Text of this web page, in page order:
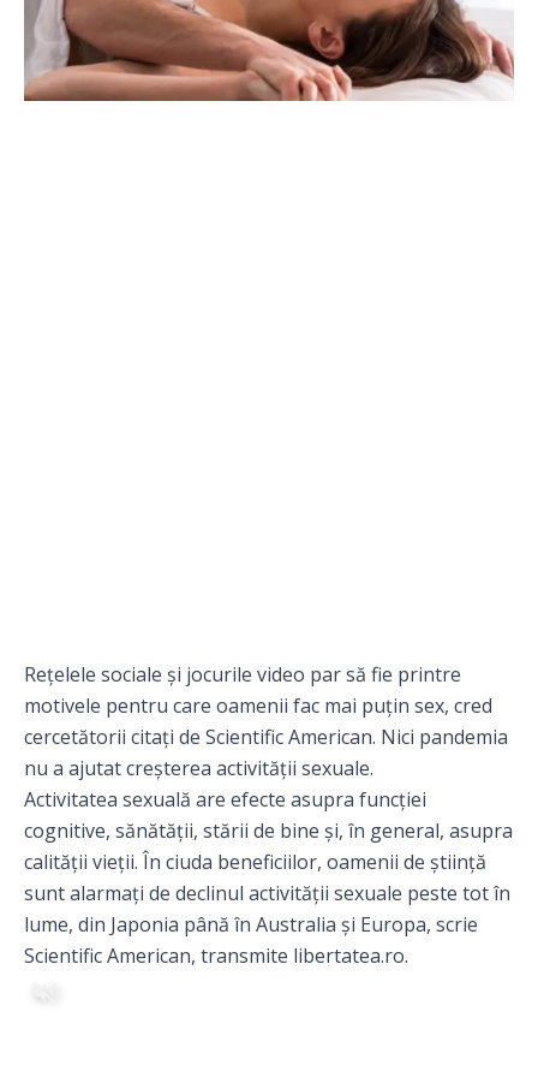
Rețelele sociale și jocurile video par să fie printre
motivele pentru care oamenii fac mai puțin sex, cred
cercetătorii citați de Scientific American. Nici pandemia
nu a ajutat creșterea activității sexuale.
Activitatea sexuală are efecte asupra funcției
cognitive, sănătății, stării de bine și, în general, asupra
calității vieții. În ciuda beneficiilor, oamenii de știință
sunt alarmați de declinul activității sexuale peste tot în
lume, din Japonia până în Australia și Europa, scrie
Scientific American, transmite libertatea.ro.